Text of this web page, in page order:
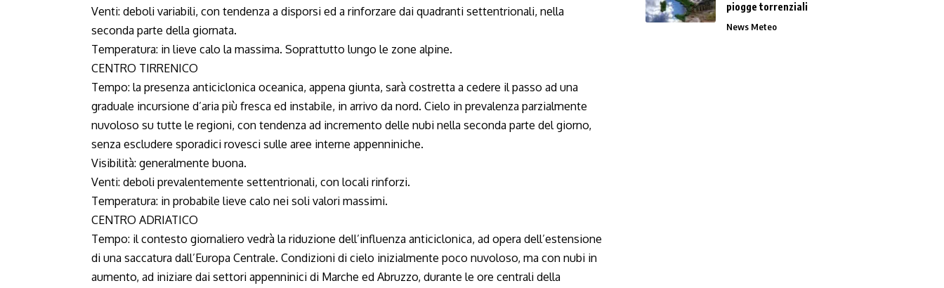
Venti: deboli variabili, con tendenza a disporsi ed a rinforzare dai quadranti settentrionali, nella
seconda parte della giornata.
Temperatura: in lieve calo la massima. Soprattutto lungo le zone alpine.
CENTRO TIRRENICO
Tempo: la presenza anticiclonica oceanica, appena giunta, sarà costretta a cedere il passo ad una
graduale incursione d’aria più fresca ed instabile, in arrivo da nord. Cielo in prevalenza parzialmente
nuvoloso su tutte le regioni, con tendenza ad incremento delle nubi nella seconda parte del giorno,
senza escludere sporadici rovesci sulle aree interne appenniniche.
Visibilità: generalmente buona.
Venti: deboli prevalentemente settentrionali, con locali rinforzi.
Temperatura: in probabile lieve calo nei soli valori massimi.
CENTRO ADRIATICO
Tempo: il contesto giornaliero vedrà la riduzione dell’influenza anticiclonica, ad opera dell’estensione
di una saccatura dall’Europa Centrale. Condizioni di cielo inizialmente poco nuvoloso, ma con nubi in
aumento, ad iniziare dai settori appenninici di Marche ed Abruzzo, durante le ore centrali della
piogge torrenziali
News Meteo